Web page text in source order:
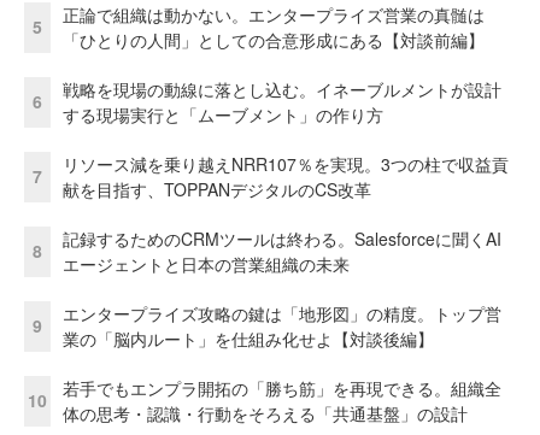
5
正論で組織は動かない。エンタープライズ営業の真髄は
「ひとりの人間」としての合意形成にある【対談前編】
6
戦略を現場の動線に落とし込む。イネーブルメントが設計
する現場実行と「ムーブメント」の作り方
7
リソース減を乗り越えNRR107％を実現。3つの柱で収益貢
献を目指す、TOPPANデジタルのCS改革
8
記録するためのCRMツールは終わる。Salesforceに聞くAI
エージェントと日本の営業組織の未来
9
エンタープライズ攻略の鍵は「地形図」の精度。トップ営
業の「脳内ルート」を仕組み化せよ【対談後編】
10
若手でもエンプラ開拓の「勝ち筋」を再現できる。組織全
体の思考・認識・行動をそろえる「共通基盤」の設計